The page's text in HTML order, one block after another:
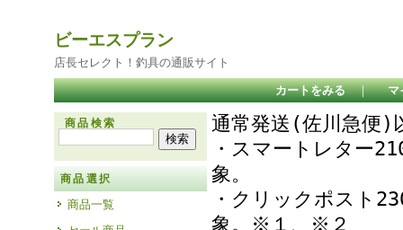
ビーエスプラン
店長セレクト！釣具の通販サイト
カートをみる ｜ マ
商品検索
商品選択
商品一覧
通常発送(佐川急便)
・スマートレター
象
・クリックポスト
象。※１、※２